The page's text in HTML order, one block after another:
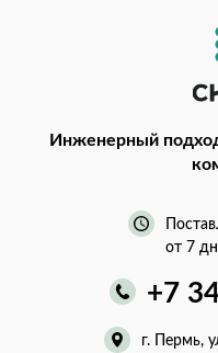
Инженерный
от 7
+7
г. Пермь,